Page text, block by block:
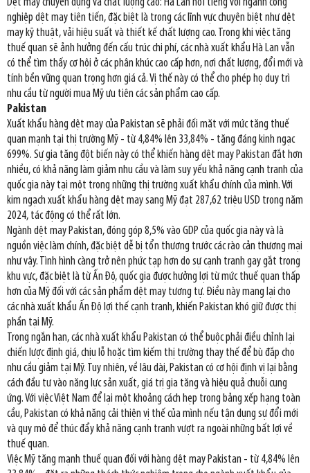
Dệt may chuyên dụng và chất lượng cao: Hà Lan nổi tiếng với ngành công
nghiệp dệt may tiên tiến, đặc biệt là trong các lĩnh vực chuyên biệt như dệt
may kỹ thuật, vải hiệu suất và thiết kế chất lượng cao. Trong khi việc tăng
thuế quan sẽ ảnh hưởng đến cấu trúc chi phí, các nhà xuất khẩu Hà Lan vẫn
có thể tìm thấy cơ hội ở các phân khúc cao cấp hơn, nơi chất lượng, đổi mới và
tính bền vững quan trọng hơn giá cả. Vị thế này có thể cho phép họ duy trì
nhu cầu từ người mua Mỹ ưu tiên các sản phẩm cao cấp.
Pakistan
Xuất khẩu hàng dệt may của Pakistan sẽ phải đối mặt với mức tăng thuế
quan mạnh tại thị trường Mỹ - từ 4,84% lên 33,84% - tăng đáng kinh ngạc
699%. Sự gia tăng đột biến này có thể khiến hàng dệt may Pakistan đắt hơn
nhiều, có khả năng làm giảm nhu cầu và làm suy yếu khả năng cạnh tranh của
quốc gia này tại một trong những thị trường xuất khẩu chính của mình. Với
kim ngạch xuất khẩu hàng dệt may sang Mỹ đạt 287,62 triệu USD trong năm
2024, tác động có thể rất lớn.
Ngành dệt may Pakistan, đóng góp 8,5% vào GDP của quốc gia này và là
nguồn việc làm chính, đặc biệt dễ bị tổn thương trước các rào cản thương mại
như vậy. Tình hình càng trở nên phức tạp hơn do sự cạnh tranh gay gắt trong
khu vực, đặc biệt là từ Ấn Độ, quốc gia được hưởng lợi từ mức thuế quan thấp
hơn của Mỹ đối với các sản phẩm dệt may tương tự. Điều này mang lại cho
các nhà xuất khẩu Ấn Độ lợi thế cạnh tranh, khiến Pakistan khó giữ được thị
phần tại Mỹ.
Trong ngắn hạn, các nhà xuất khẩu Pakistan có thể buộc phải điều chỉnh lại
chiến lược định giá, chịu lỗ hoặc tìm kiếm thị trường thay thế để bù đắp cho
nhu cầu giảm tại Mỹ. Tuy nhiên, về lâu dài, Pakistan có cơ hội định vị lại bằng
cách đầu tư vào năng lực sản xuất, giá trị gia tăng và hiệu quả chuỗi cung
ứng. Với việc Việt Nam để lại một khoảng cách hẹp trong bảng xếp hạng toàn
cầu, Pakistan có khả năng cải thiện vị thế của mình nếu tận dụng sự đổi mới
và quy mô để thúc đẩy khả năng cạnh tranh vượt ra ngoài những bất lợi về
thuế quan.
Việc Mỹ tăng mạnh thuế quan đối với hàng dệt may Pakistan - từ 4,84% lên